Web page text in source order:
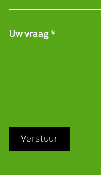
Uw vraag *
Verstuur